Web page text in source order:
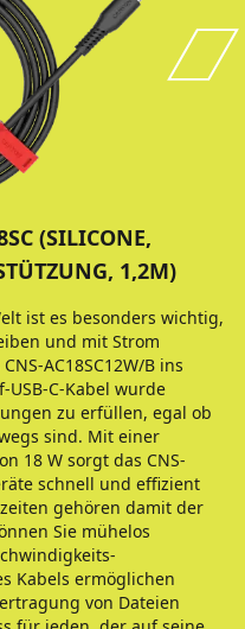
(SILICONE,
1,2M)
ist es besonders wichtig,
und mit Strom
AC18SC12W/B ins
USB-C-Kabel wurde
zu erfüllen, egal ob
sind. Mit einer
18 W sorgt das CNS-
schnell und effizient
gehören damit der
Sie mühelos
Kabels ermöglichen
von Dateien